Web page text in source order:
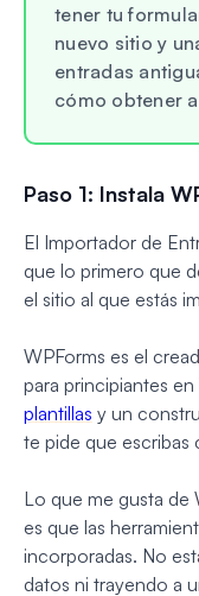
tener tu
nuevo sitio y
entradas
cómo obtener
Paso 1: Instala
El Importador de
que lo primero que
el sitio al que estás
WPForms es el
para principiantes
plantillas y un
te pide que escribas
Lo que me gusta de
es que las
incorporadas. No
datos ni trayendo a